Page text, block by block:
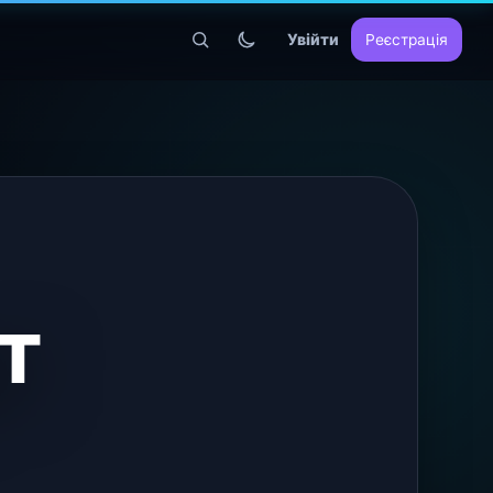
Увійти Реєстрація